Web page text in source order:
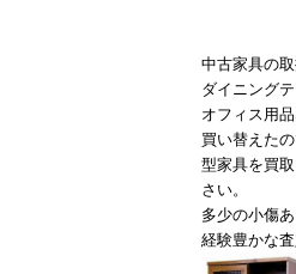
中古家具の
ダイニング
オフィス用
買い替えた
型家具を買
さい。
多少の小傷
経験豊かな